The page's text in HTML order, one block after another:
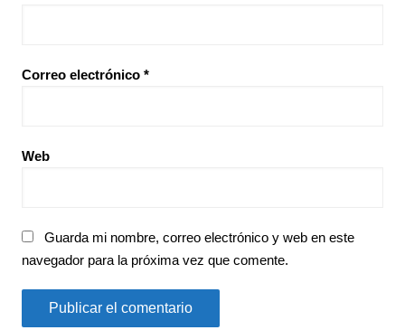
Correo electrónico *
Web
Guarda mi nombre, correo electrónico y web en este
navegador para la próxima vez que comente.